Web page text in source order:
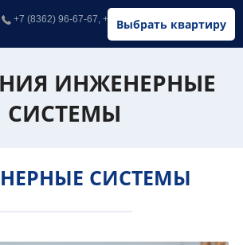
Выбрать квартиру
+7 (8362) 96-67-67, +7 (902) 326-67-67
ИНЖЕНЕРНЫЕ
СИСТЕМЫ
СИСТЕМЫ